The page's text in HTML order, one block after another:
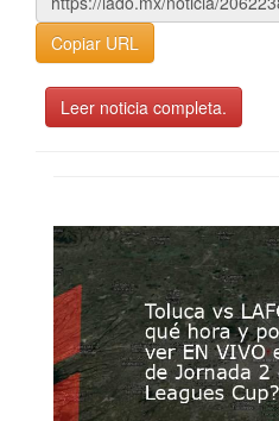
Copiar URL
Leer noticia completa.